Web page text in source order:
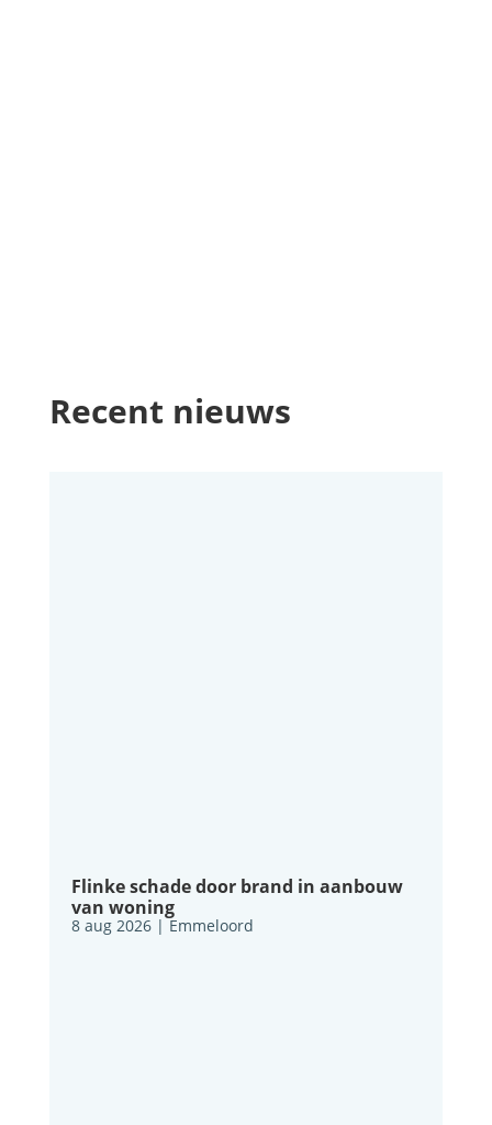
Recent nieuws
Flinke schade door brand in aanbouw
van woning
8 aug 2026| Emmeloord